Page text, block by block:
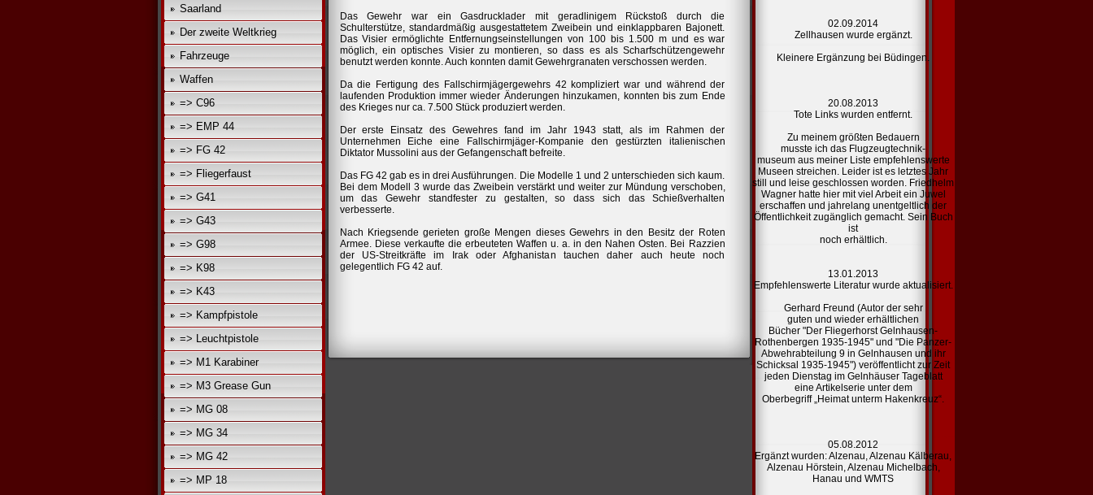
Saarland
Der zweite Weltkrieg
Fahrzeuge
Waffen
=> C96
=> EMP 44
=> FG 42
=> Fliegerfaust
=> G41
=> G43
=> G98
=> K98
=> K43
=> Kampfpistole
=> Leuchtpistole
=> M1 Karabiner
=> M3 Grease Gun
=> MG 08
=> MG 34
=> MG 42
=> MP 18
Das Gewehr war ein Gasdrucklader mit geradlinigem Rückstoß durch die
Schulterstütze, standardmäßig ausgestattetem Zweibein und einklappbaren Bajonett.
Das Visier ermöglichte Entfernungseinstellungen von 100 bis 1.500 m und es war
möglich, ein optisches Visier zu montieren, so dass es als Scharfschützengewehr
benutzt werden konnte. Auch konnten damit Gewehrgranaten verschossen werden.
Da die Fertigung des Fallschirmjägergewehrs 42 kompliziert war und während der
laufenden Produktion immer wieder Änderungen hinzukamen, konnten bis zum Ende
des Krieges nur ca. 7.500 Stück produziert werden.
Der erste Einsatz des Gewehres fand im Jahr 1943 statt, als im Rahmen der
Unternehmen Eiche eine Fallschirmjäger-Kompanie den gestürzten italienischen
Diktator Mussolini aus der Gefangenschaft befreite.
Das FG 42 gab es in drei Ausführungen. Die Modelle 1 und 2 unterschieden sich kaum.
Bei dem Modell 3 wurde das Zweibein verstärkt und weiter zur Mündung verschoben,
um das Gewehr standfester zu gestalten, so dass sich das Schießverhalten
verbesserte.
Nach Kriegsende gerieten große Mengen dieses Gewehrs in den Besitz der Roten
Armee. Diese verkaufte die erbeuteten Waffen u. a. in den Nahen Osten. Bei Razzien
der US-Streitkräfte im Irak oder Afghanistan tauchen daher auch heute noch
gelegentlich FG 42 auf.
02.09.2014
Zellhausen wurde ergänzt.
Kleinere Ergänzung bei Büdingen.
20.08.2013
Tote Links wurden entfernt.
Zu meinem größten Bedauern
musste ich das Flugzeugtechnik-
museum aus meiner Liste empfehlenswerte
Museen streichen. Leider ist es letztes Jahr
still und leise geschlossen worden. Friedhelm
Wagner hatte hier mit viel Arbeit ein Juwel
erschaffen und jahrelang unentgeltlich der
Öffentlichkeit zugänglich gemacht. Sein Buch
ist
noch erhältlich.
13.01.2013
Empfehlenswerte Literatur wurde aktualisiert.
Gerhard Freund (Autor der sehr
guten und wieder erhältlichen
Bücher "Der Fliegerhorst Gelnhausen-
Rothenbergen 1935-1945" und "Die Panzer-
Abwehrabteilung 9 in Gelnhausen und ihr
Schicksal 1935-1945") veröffentlicht zur Zeit
jeden Dienstag im Gelnhäuser Tageblatt
eine Artikelserie unter dem
Oberbegriff „Heimat unterm Hakenkreuz“.
05.08.2012
Ergänzt wurden:Alzenau,Alzenau Kälberau,
Alzenau Hörstein,Alzenau Michelbach,
Hanau und WMTS